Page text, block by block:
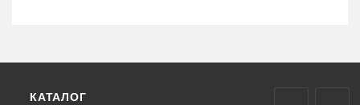
КАТАЛОГ